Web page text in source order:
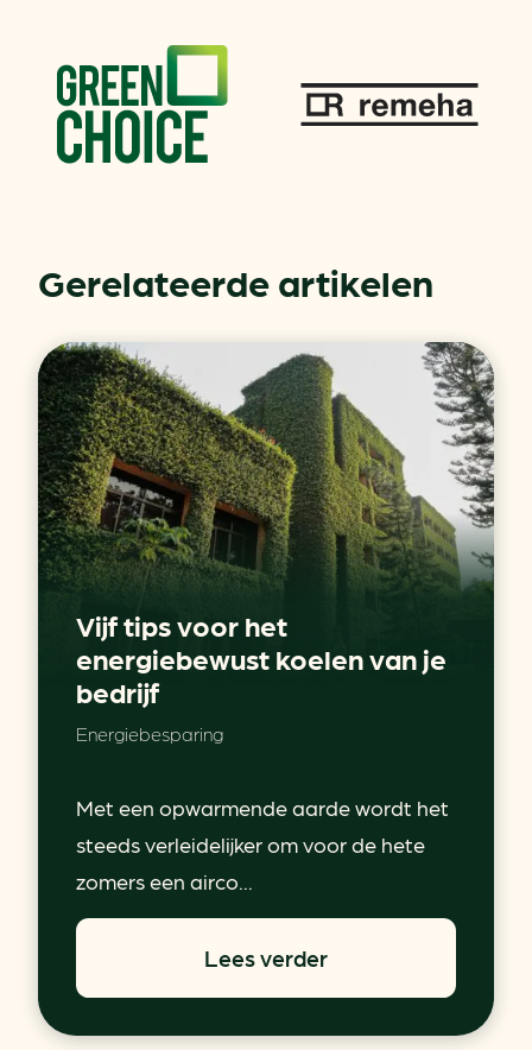
Gerelateerde artikelen
Vijf tips voor het
energiebewust koelen van je
bedrijf
Energiebesparing
Met een opwarmende aarde wordt het
steeds verleidelijker om voor de hete
zomers een airco...
Lees verder